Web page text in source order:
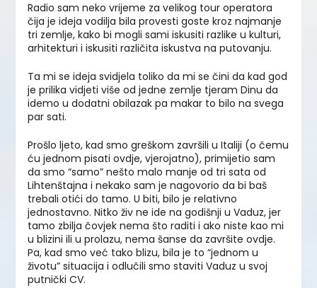
Radio sam neko vrijeme za velikog tour operatora
čija je ideja vodilja bila provesti goste kroz najmanje
tri zemlje, kako bi mogli sami iskusiti razlike u kulturi,
arhitekturi i iskusiti različita iskustva na putovanju.
Ta mi se ideja svidjela toliko da mi se čini da kad god
je prilika vidjeti više od jedne zemlje tjeram Dinu da
idemo u dodatni obilazak pa makar to bilo na svega
par sati.
Prošlo ljeto, kad smo greškom završili u Italiji (o čemu
ću jednom pisati ovdje, vjerojatno), primijetio sam
da smo “samo” nešto malo manje od tri sata od
Lihtenštajna i nekako sam je nagovorio da bi baš
trebali otići do tamo. U biti, bilo je relativno
jednostavno. Nitko živ ne ide na godišnji u Vaduz, jer
tamo zbilja čovjek nema što raditi i ako niste kao mi
u blizini ili u prolazu, nema šanse da završite ovdje.
Pa, kad smo već tako blizu, bila je to “jednom u
životu” situacija i odlučili smo staviti Vaduz u svoj
putnički CV.